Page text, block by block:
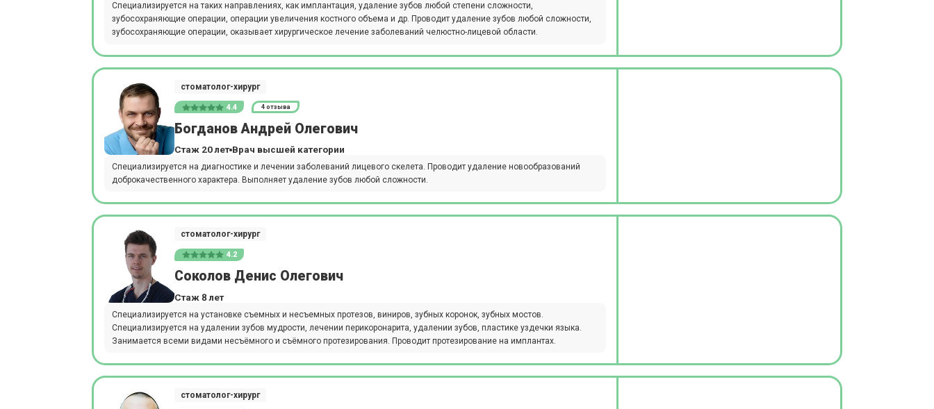
Специализируется на таких направлениях, как имплантация, удаление зубов любой степени сложности,
зубосохраняющие операции, операции увеличения костного объема и др. Проводит удаление зубов любой сложности,
зубосохраняющие операции, оказывает хирургическое лечение заболеваний челюстно-лицевой области.
стоматолог-хирург
4.4 4 отзыва
Богданов Андрей Олегович
Стаж 20 лет Врач высшей категории
Специализируется на диагностике и лечении заболеваний лицевого скелета. Проводит удаление новообразований
доброкачественного характера. Выполняет удаление зубов любой сложности.
стоматолог-хирург
4.2
Соколов Денис Олегович
Стаж 8 лет
Специализируется на установке съемных и несъемных протезов, виниров, зубных коронок, зубных мостов.
Специализируется на удалении зубов мудрости, лечении перикоронарита, удалении зубов, пластике уздечки языка.
Занимается всеми видами несъёмного и съёмного протезирования. Проводит протезирование на имплантах.
стоматолог-хирург